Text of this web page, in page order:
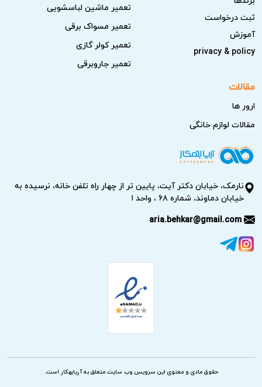
ثبت درخواست
آموزش
privacy & policy
تعمیر ماشین لباسشویی
تعمیر مسواک برقی
تعمیر کولر گازی
تعمیر جاروبرقی
مقالات
ارور ها
مقالات لوازم خانگی
نارمک، خیابان دکتر آیت، پایین تر از چهار راه تلفن خانه، نرسیده به
خیابان دماوند، شماره ۶۸ ، واحد ۱
aria.behkar@gmail.com
حقوق مادی و معنوی این سرویس وب سایت متعلق به آریابهکار است.